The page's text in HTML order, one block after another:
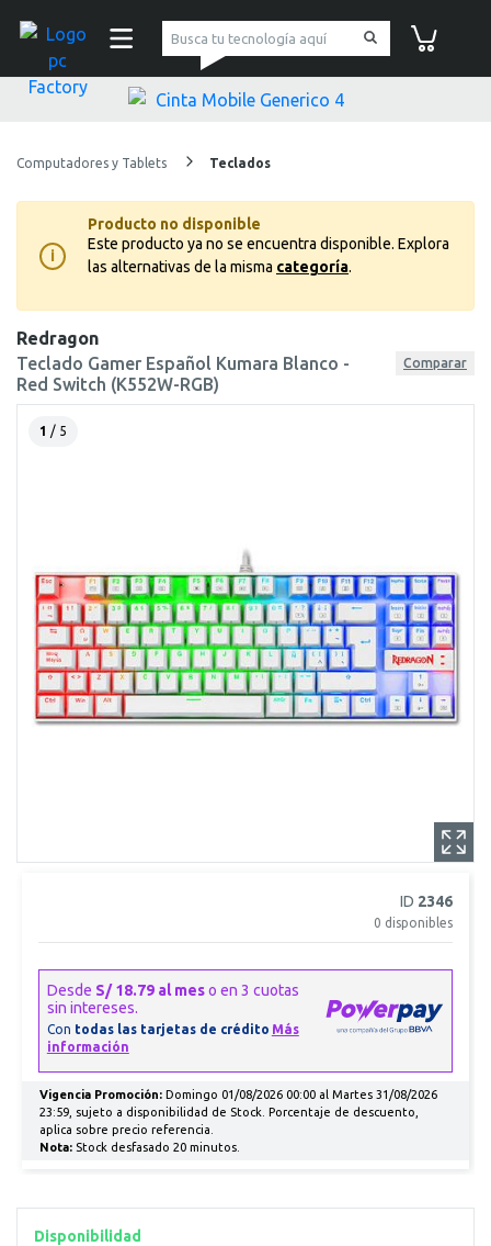
pc Factory
Computadores y Tablets Teclados
i
Producto no disponible
Este producto ya no se encuentra disponible. Explora
las alternativas de la misma categoría.
Redragon
Teclado Gamer Español Kumara Blanco -
Red Switch (K552W-RGB)
Comparar
1 / 5
Disponibilidad
ID 2346
0 disponibles
Vigencia Promoción:Domingo 01/08/2026 00:00 al Martes 31/08/2026
23:59, sujeto a disponibilidad de Stock. Porcentaje de descuento,
aplica sobre precio referencia.
Nota:Stock desfasado 20 minutos.